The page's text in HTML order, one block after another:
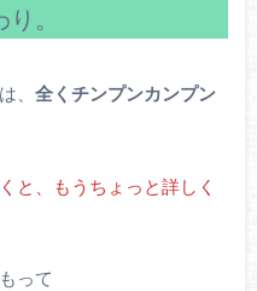
。
、 全くチンプンカンプン
と、もうちょっと詳しく
って